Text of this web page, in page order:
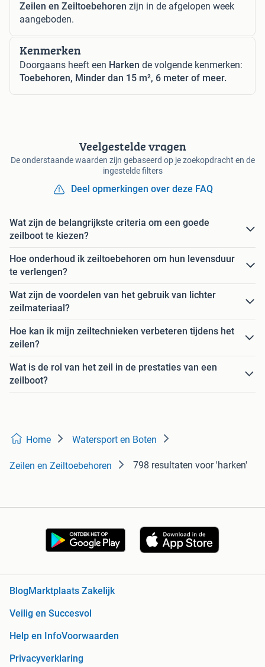
Zeilen en Zeiltoebehoren zijn in de afgelopen week
aangeboden.
Kenmerken
Doorgaans heeft een Harken de volgende kenmerken:
Toebehoren, Minder dan 15 m², 6 meter of meer.
Veelgestelde vragen
De onderstaande waarden zijn gebaseerd op je zoekopdracht en de
ingestelde filters
Deel opmerkingen over deze FAQ
Wat zijn de belangrijkste criteria om een goede
zeilboot te kiezen?
Hoe onderhoud ik zeiltoebehoren om hun levensduur
te verlengen?
Wat zijn de voordelen van het gebruik van lichter
zeilmateriaal?
Hoe kan ik mijn zeiltechnieken verbeteren tijdens het
zeilen?
Wat is de rol van het zeil in de prestaties van een
zeilboot?
Home Watersport en Boten
Zeilen en Zeiltoebehoren 798 resultaten voor 'harken'
Blog Marktplaats Zakelijk
Veilig en Succesvol
Help en InfoVoorwaarden
Privacyverklaring